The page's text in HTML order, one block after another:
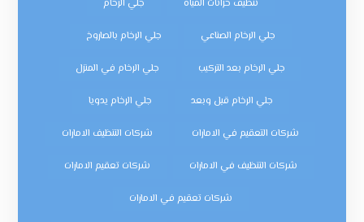
تنظيف خزانات المياه جلي الرخام
جلي الرخام الصناعي جلي الرخام بالصاروخ
جلي الرخام بعد التركيب جلي الرخام في المنزل
جلي الرخام قبل وبعد جلي الرخام يدويا
شركات التعقيم في الامارات شركات التنظيف الامارات
شركات التنظيف في الامارات شركات تعقيم الامارات
شركات تعقيم في الامارات